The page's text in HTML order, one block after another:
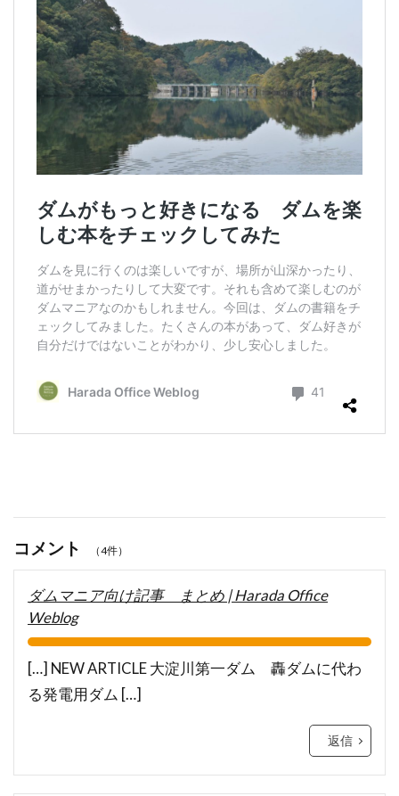
コメント （4件）
ダムマニア向け記事 まとめ | Harada Office
Weblog
[…] NEW ARTICLE 大淀川第一ダム 轟ダムに代わ
る発電用ダム […]
返信